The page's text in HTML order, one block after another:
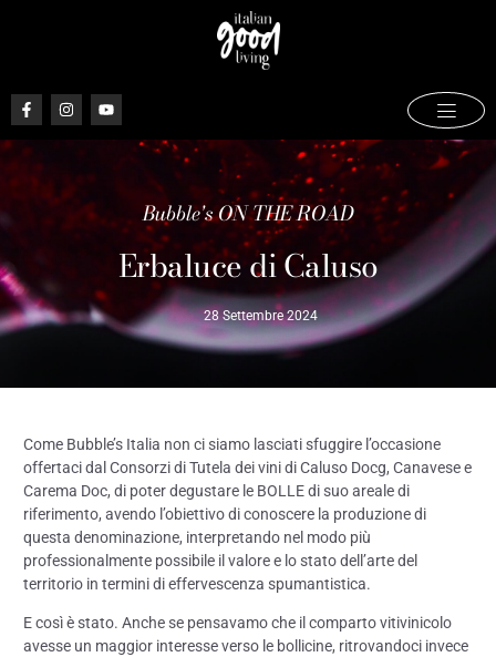
Bubble's ON THE ROAD
Erbaluce di Caluso
28 Settembre 2024
Come Bubble’s Italia non ci siamo lasciati sfuggire l’occasione
offertaci dal Consorzi di Tutela dei vini di Caluso Docg, Canavese e
Carema Doc, di poter degustare le BOLLE di suo areale di
riferimento, avendo l’obiettivo di conoscere la produzione di
questa denominazione, interpretando nel modo più
professionalmente possibile il valore e lo stato dell’arte del
territorio in termini di effervescenza spumantistica.
E così è stato. Anche se pensavamo che il comparto vitivinicolo
avesse un maggior interesse verso le bollicine, ritrovandoci invece